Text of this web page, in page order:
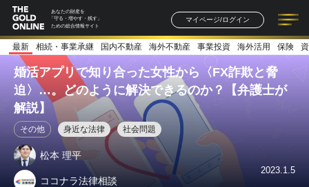
あなたの財産を
「守る・増やす・残す」
ための総合情報サイト
マイページ/ログイン
記事一覧 連載一覧
著者一覧 書籍一覧
最新 相続・事業承継 国内不動産 海外不動産 事業投資 海外活用 保険
婚活アプリで知り合った女性から〈FX詐欺と脅
迫〉…。どのように解決できるのか？【弁護士が
解説】
その他 身近な法律 社会問題
松本 理平
ココナラ法律相談
2023.1.5